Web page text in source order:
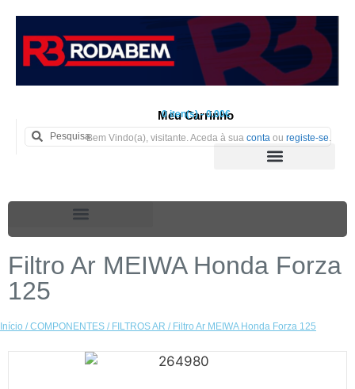
Meu Carrinho
0 iten(s) - 0.00€
Bem Vindo(a), visitante. Aceda à sua conta ou registe-se
Filtro Ar MEIWA Honda Forza
125
Início /COMPONENTES / FILTROS AR / Filtro Ar MEIWA Honda Forza 125